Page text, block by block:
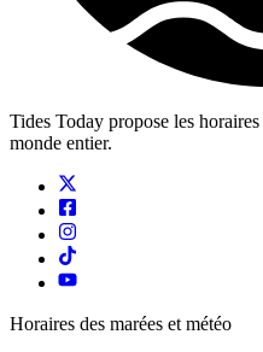
Tides Today propose les
monde entier.
Horaires des marées et météo